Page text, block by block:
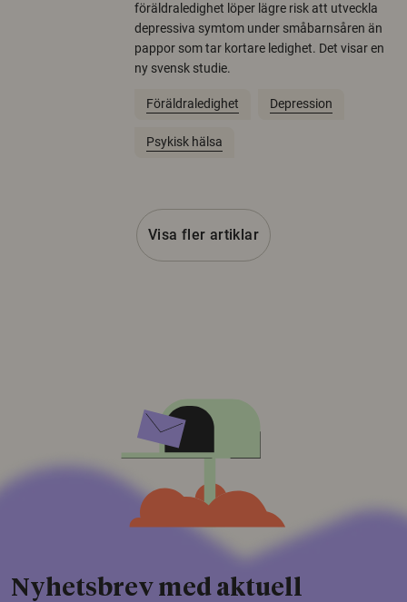
föräldraledighet löper lägre risk att utveckla
depressiva symtom under småbarnsåren än
pappor som tar kortare ledighet. Det visar en
ny svensk studie.
Föräldraledighet Depression
Psykisk hälsa
Visa fler artiklar
Nyhetsbrev med aktuell